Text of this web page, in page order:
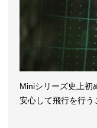
Miniシリーズ史上初
安心して飛行を行う